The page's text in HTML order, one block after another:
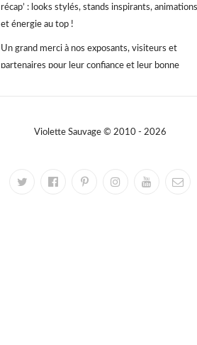
récap’ : looks stylés, stands inspirants, animations
et énergie au top !
Un grand merci à nos exposants, visiteurs et
partenaires pour leur confiance et leur bonne
#BonnesAffaires
#SlowFashion
Violette Sauvage © 2010 - 2026